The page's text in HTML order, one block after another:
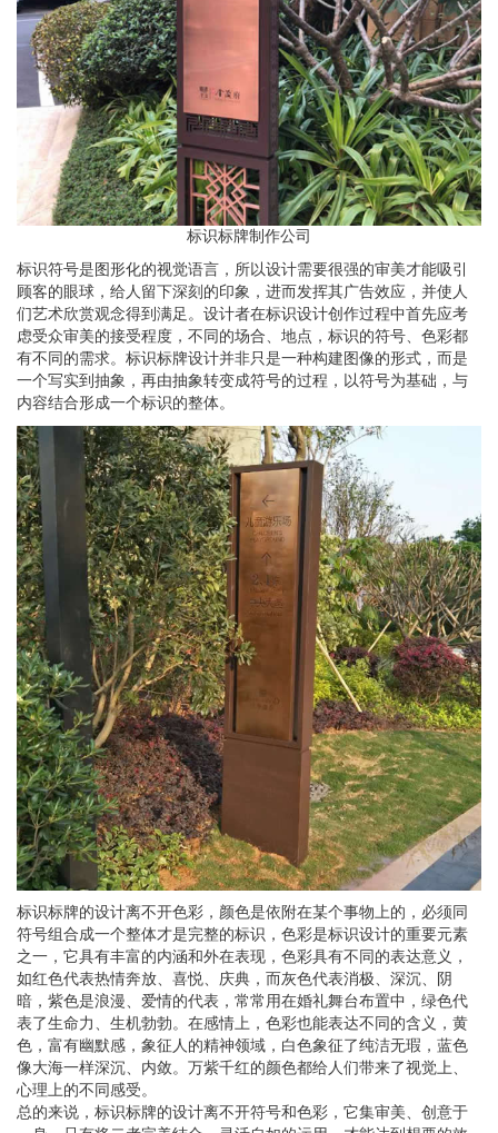
标识标牌制作公司
标识符号是图形化的视觉语言，所以设计需要很强的审美才能吸引
顾客的眼球，给人留下深刻的印象，进而发挥其广告效应，并使人
们艺术欣赏观念得到满足。设计者在标识设计创作过程中首先应考
虑受众审美的接受程度，不同的场合、地点，标识的符号、色彩都
有不同的需求。标识标牌设计并非只是一种构建图像的形式，而是
一个写实到抽象，再由抽象转变成符号的过程，以符号为基础，与
内容结合形成一个标识的整体。
标识标牌的设计离不开色彩，颜色是依附在某个事物上的，必须同
符号组合成一个整体才是完整的标识，色彩是标识设计的重要元素
之一，它具有丰富的内涵和外在表现，色彩具有不同的表达意义，
如红色代表热情奔放、喜悦、庆典，而灰色代表消极、深沉、阴
暗，紫色是浪漫、爱情的代表，常常用在婚礼舞台布置中，绿色代
表了生命力、生机勃勃。在感情上，色彩也能表达不同的含义，黄
色，富有幽默感，象征人的精神领域，白色象征了纯洁无瑕，蓝色
像大海一样深沉、内敛。万紫千红的颜色都给人们带来了视觉上、
心理上的不同感受。
总的来说，标识标牌的设计离不开符号和色彩，它集审美、创意于